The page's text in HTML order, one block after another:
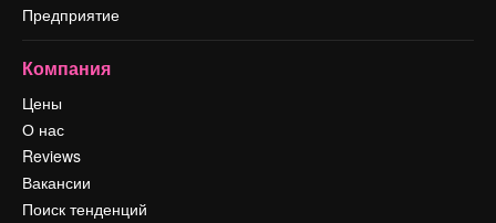
Предприятие
Компания
Цены
О нас
Reviews
Вакансии
Поиск тенденций